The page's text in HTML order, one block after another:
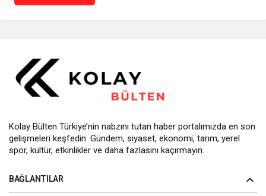
Kolay Bülten Türkiye’nin nabzını tutan haber portalımızda en son
gelişmeleri keşfedin. Gündem, siyaset, ekonomi, tarım, yerel
spor, kültür, etkinlikler ve daha fazlasını kaçırmayın.
BAĞLANTILAR